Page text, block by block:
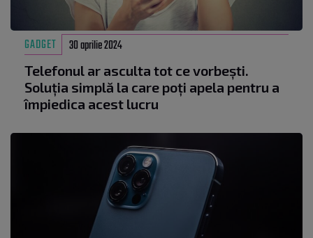
GADGET 30 aprilie 2024
Telefonul ar asculta tot ce vorbești.
Soluția simplă la care poți apela pentru a
împiedica acest lucru